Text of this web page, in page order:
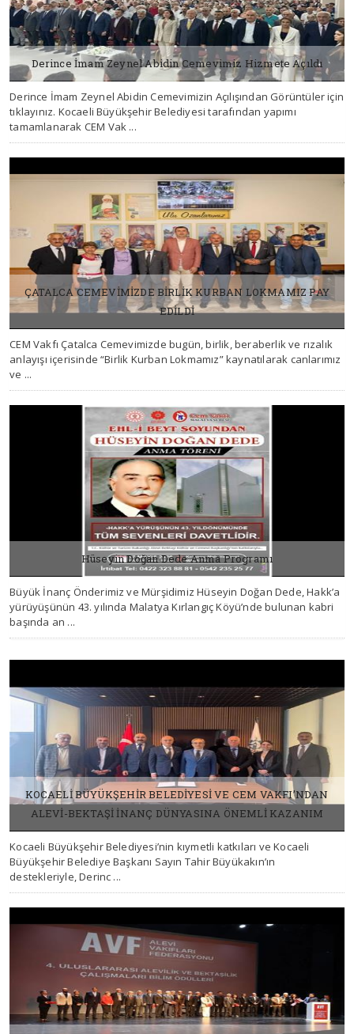
Derince İmam Zeynel Abidin Cemevimiz Hizmete Açıldı
07 TEMMUZ 2026, SALI
Derince İmam Zeynel Abidin Cemevimizin Açılışından Görüntüler için
tıklayınız. Kocaeli Büyükşehir Belediyesi tarafından yapımı
tamamlanarak CEM Vak ...
ÇATALCA CEMEVİMİZDE BİRLİK KURBAN LOKMAMIZ PAY
EDİLDİ
03 HAZIRAN 2026, ÇARŞAMBA
CEM Vakfı Çatalca Cemevimizde bugün, birlik, beraberlik ve rızalık
anlayışı içerisinde “Birlik Kurban Lokmamız” kaynatılarak canlarımız
ve ...
Hüseyin Doğan Dede Anma Programı
15 MAYIS 2026, CUMA
Büyük İnanç Önderimiz ve Mürşidimiz Hüseyin Doğan Dede, Hakk’a
yürüyüşünün 43. yılında Malatya Kırlangıç Köyü’nde bulunan kabri
başında an ...
KOCAELİ BÜYÜKŞEHİR BELEDİYESİ VE CEM VAKFI’NDAN
ALEVİ-BEKTAŞİ İNANÇ DÜNYASINA ÖNEMLİ KAZANIM
03 HAZIRAN 2026, ÇARŞAMBA
Kocaeli Büyükşehir Belediyesi’nin kıymetli katkıları ve Kocaeli
Büyükşehir Belediye Başkanı Sayın Tahir Büyükakın’ın
destekleriyle, Derinc ...